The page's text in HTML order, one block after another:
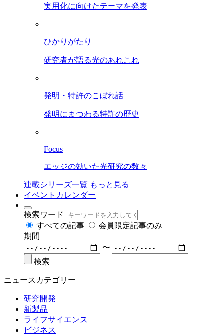
実用化に向けたテーマを発表
ひかりがたり
研究者が語る光のあれこれ
発明・特許のこぼれ話
発明にまつわる特許の歴史
Focus
エッジの効いた光研究の数々
連載シリーズ一覧 もっと見る
イベントカレンダー
検索ワード
すべての記事
会員限定記事のみ
期間
〜
検索
ニュースカテゴリー
研究開発
新製品
ライフサイエンス
ビジネス